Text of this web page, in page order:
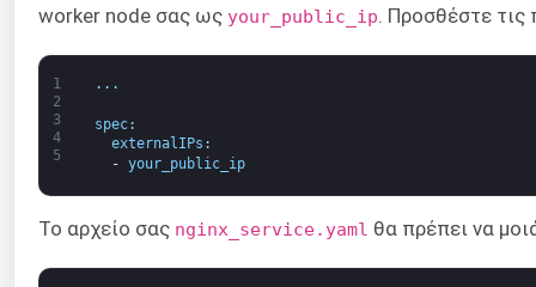
worker node σας ως your_public_ip . Προσθέστε
1
2
3
4
5
. . .
spec:
externalIPs :
- your_public_ip
Το αρχείο σας nginx_service.yaml θα πρέπει να